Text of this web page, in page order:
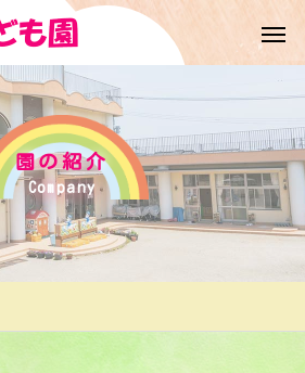
園の紹介
Company